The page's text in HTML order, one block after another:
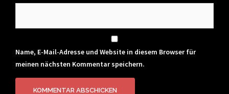
Name, E-Mail-Adresse und Website in diesem Browser für
meinen nächsten Kommentar speichern.